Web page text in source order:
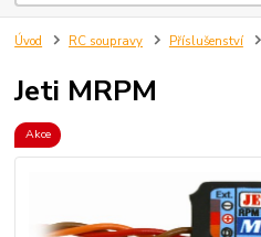
Úvod RC soupravy Příslušenství
Jeti MRPM
Akce